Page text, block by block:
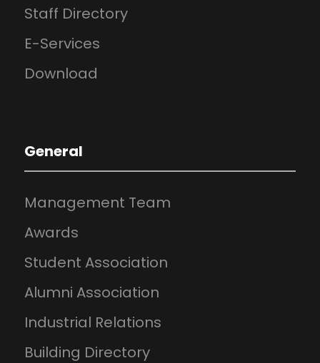
Staff Directory
E-Services
Download
General
Management Team
Awards
Student Association
Alumni Association
Industrial Relations
Building Directory